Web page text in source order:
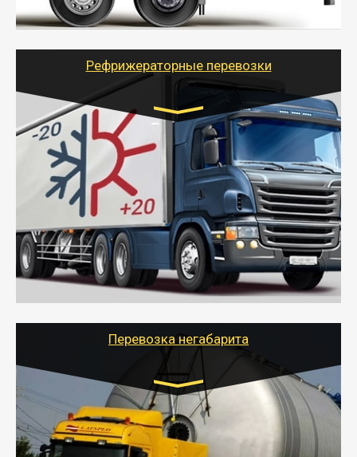
- Тайгер Логистик организует доставку
крупногабаритных и личных вещей по нужному
для погрузочно-разгрузочных работ при перевозке.
Рефрижераторные перевозки
Транспорт:
Газель (1,5 и 3 тонны), Бычок, Еврофура от 5 до
10 тонн
от 6000 руб.
- Рефрижераторные перевозки грузов с
соблюдением температурного режима, работающим
термописцем, санитарной обработкой кузова и мед.
книжкой у водителя.
- Тайгер Логистик поможет быстро перевезти
скоропортящиеся продукты в любой город России с
Перевозка негабарита
Цена за км. Рассчитывается
индивидуально